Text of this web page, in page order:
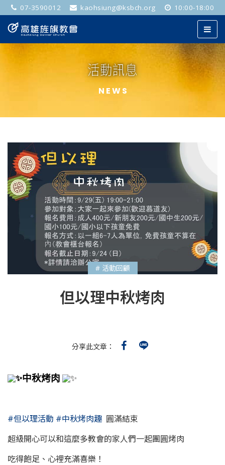
07-3590012 kaohsiung@ksbch.org 10:00-18:00
活動訊息
NEWS
# 活動回顧
但以理中秋烤肉
分享此文章：
中秋烤肉
#但以理活動 #中秋烤肉趣 圓滿結束
超級開心可以和這麼多教會的家人們一起團圓烤肉
吃得飽足、心裡充滿喜樂！